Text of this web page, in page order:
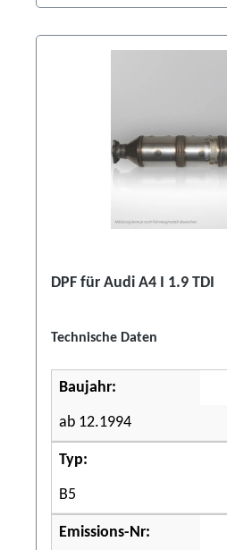
DPF für Audi A4 I 1.9 TDI
Technische Daten
Baujahr:
ab 12.1994
Typ:
B5
Emissions-Nr: